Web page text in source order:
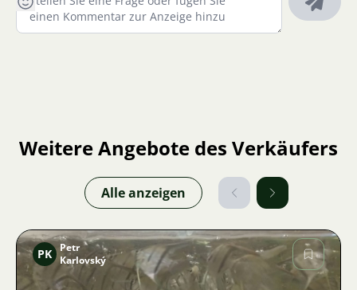
Weitere Angebote des Verkäufers
Alle anzeigen
PK
Petr
Karlovský